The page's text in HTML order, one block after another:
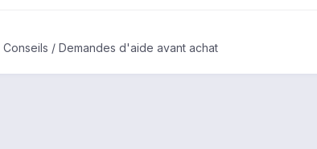
Conseils / Demandes d'aide avant achat